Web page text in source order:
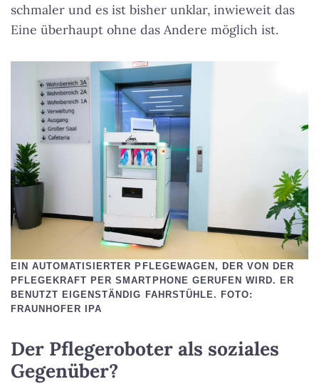
schmaler und es ist bisher unklar, inwieweit das
Eine überhaupt ohne das Andere möglich ist.
EIN AUTOMATISIERTER PFLEGEWAGEN, DER VON DER
PFLEGEKRAFT PER SMARTPHONE GERUFEN WIRD. ER
BENUTZT EIGENSTÄNDIG FAHRSTÜHLE. FOTO:
FRAUNHOFER IPA
Der Pflegeroboter als soziales
Gegenüber?